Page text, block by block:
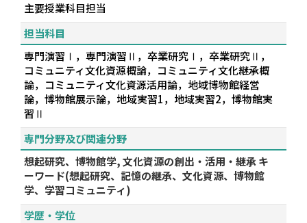
主要授業科目担当
担当科目
専門演習Ⅰ，専門演習Ⅱ，卒業研究Ⅰ，卒業研究Ⅱ，
コミュニティ文化資源概論，コミュニティ文化継承概
論，コミュニティ文化資源活用論，地域博物館経営
論，博物館展示論，地域実習1，地域実習2，博物館実
習Ⅱ
専門分野及び関連分野
想起研究、博物館学, 文化資源の創出・活用・継承 キ
ーワード(想起研究、記憶の継承、文化資源、博物館
学、学習コミュニティ)
学歴・学位